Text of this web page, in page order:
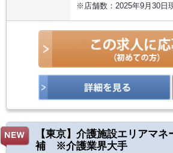
※店舗数：2025年9月30日
【東京】介護施設エリアマ
補 ※介護業界大手